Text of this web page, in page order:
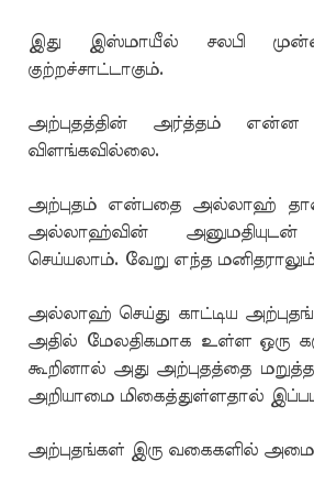
இது இஸ்மாயீல் சலபி
குற்றச்சாட்டாகும்.
அற்புதத்தின் அர்த்தம்
விளங்கவில்லை.
அற்புதம் என்பதை அல்லாஹ்
அல்லாஹ்வின் அனுமதியுடன்
செய்யலாம். வேறு எந்த
அல்லாஹ் செய்து காட்டிய
அதில் மேலதிகமாக உள்ள ஒரு
கூறினால் அது அற்புதத்தை
அறியாமை மிகைத்துள்ளதால் இப்படி
அற்புதங்கள் இரு வகைகளில்